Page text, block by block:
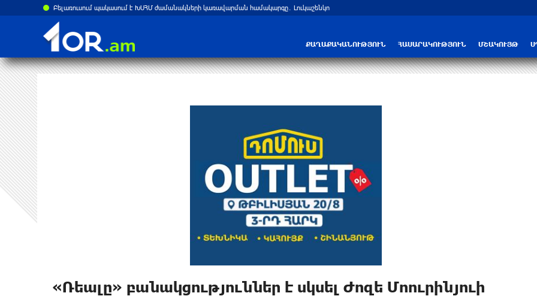
Բելառուսում պակասում է ԽՍՀՄ ժամանակների կառավարման համակարգը․ Լուկաշենկո
ՔԱՂԱՔԱԿԱՆՈՒԹՅՈՒՆ ՀԱՍԱՐԱԿՈՒԹՅՈՒՆ ՄՇԱԿՈՒՅԹ
«Ռեալը» բանակցություններ է սկսել Ժոզե Մոուրինյուի